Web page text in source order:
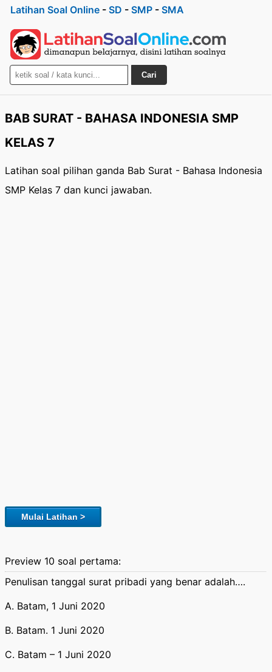
Latihan Soal Online - SD - SMP - SMA
Cari
BAB SURAT - BAHASA INDONESIA SMP
KELAS 7
Latihan soal pilihan ganda Bab Surat - Bahasa Indonesia
SMP Kelas 7 dan kunci jawaban.
Mulai Latihan >
Preview 10 soal pertama:
Penulisan tanggal surat pribadi yang benar adalah….
A. Batam, 1 Juni 2020
B. Batam. 1 Juni 2020
C. Batam – 1 Juni 2020